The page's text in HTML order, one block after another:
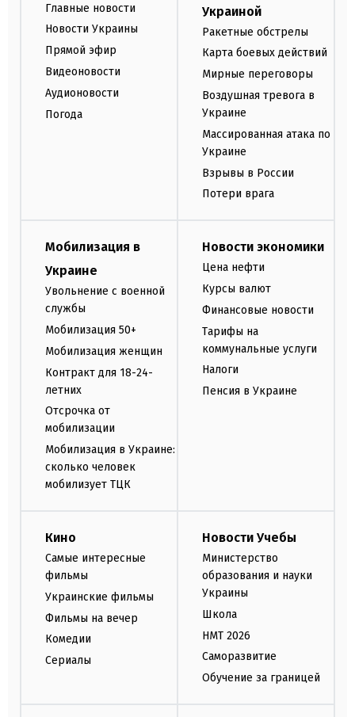
Главные новости
Новости Украины
Прямой эфир
Видеоновости
Аудионовости
Погода
Украиной
Ракетные обстрелы
Карта боевых действий
Мирные переговоры
Воздушная тревога в
Украине
Массированная атака по
Украине
Взрывы в России
Потери врага
Мобилизация в
Украине
Увольнение с военной
службы
Мобилизация 50+
Мобилизация женщин
Контракт для 18-24-
летних
Отсрочка от
мобилизации
Мобилизация в Украине:
сколько человек
мобилизует ТЦК
Новости экономики
Цена нефти
Курсы валют
Финансовые новости
Тарифы на
коммунальные услуги
Налоги
Пенсия в Украине
Кино
Самые интересные
фильмы
Украинские фильмы
Фильмы на вечер
Комедии
Сериалы
Новости Учебы
Министерство
образования и науки
Украины
Школа
НМТ 2026
Саморазвитие
Обучение за границей